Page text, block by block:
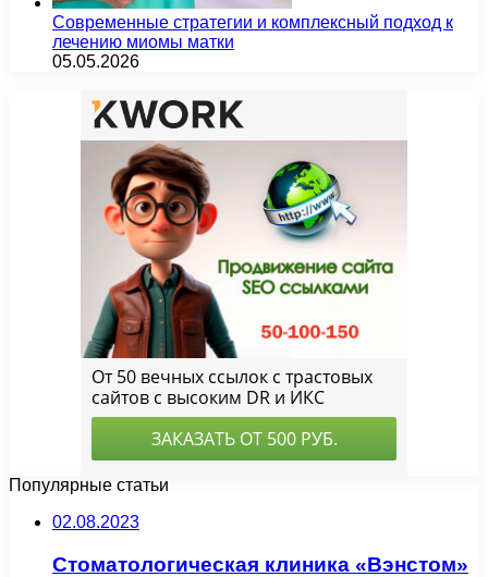
Современные стратегии и комплексный подход к
лечению миомы матки
05.05.2026
Популярные статьи
02.08.2023
Стоматологическая клиника «Вэнстом»